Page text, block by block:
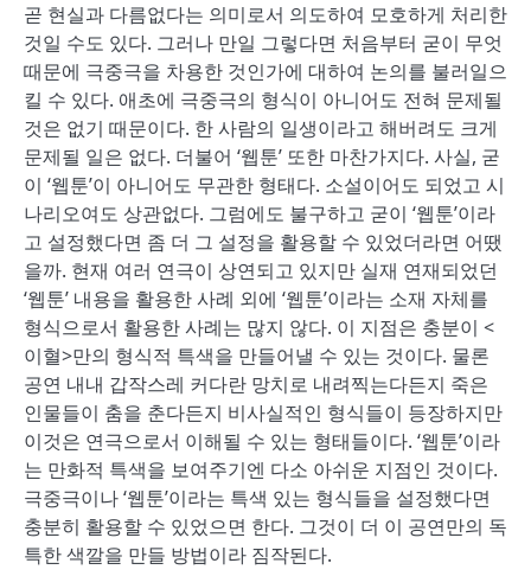
곧 현실과 다름없다는 의미로서 의도하여 모호하게 처리한
것일 수도 있다. 그러나 만일 그렇다면 처음부터 굳이 무엇
때문에 극중극을 차용한 것인가에 대하여 논의를 불러일으
킬 수 있다. 애초에 극중극의 형식이 아니어도 전혀 문제될
것은 없기 때문이다. 한 사람의 일생이라고 해버려도 크게
문제될 일은 없다. 더불어 ‘웹툰’ 또한 마찬가지다. 사실, 굳
이 ‘웹툰’이 아니어도 무관한 형태다. 소설이어도 되었고 시
나리오여도 상관없다. 그럼에도 불구하고 굳이 ‘웹툰’이라
고 설정했다면 좀 더 그 설정을 활용할 수 있었더라면 어땠
을까. 현재 여러 연극이 상연되고 있지만 실재 연재되었던
‘웹툰’ 내용을 활용한 사례 외에 ‘웹툰’이라는 소재 자체를
형식으로서 활용한 사례는 많지 않다. 이 지점은 충분이 <
이혈>만의 형식적 특색을 만들어낼 수 있는 것이다. 물론
공연 내내 갑작스레 커다란 망치로 내려찍는다든지 죽은
인물들이 춤을 춘다든지 비사실적인 형식들이 등장하지만
이것은 연극으로서 이해될 수 있는 형태들이다. ‘웹툰’이라
는 만화적 특색을 보여주기엔 다소 아쉬운 지점인 것이다.
극중극이나 ‘웹툰’이라는 특색 있는 형식들을 설정했다면
충분히 활용할 수 있었으면 한다. 그것이 더 이 공연만의 독
특한 색깔을 만들 방법이라 짐작된다.